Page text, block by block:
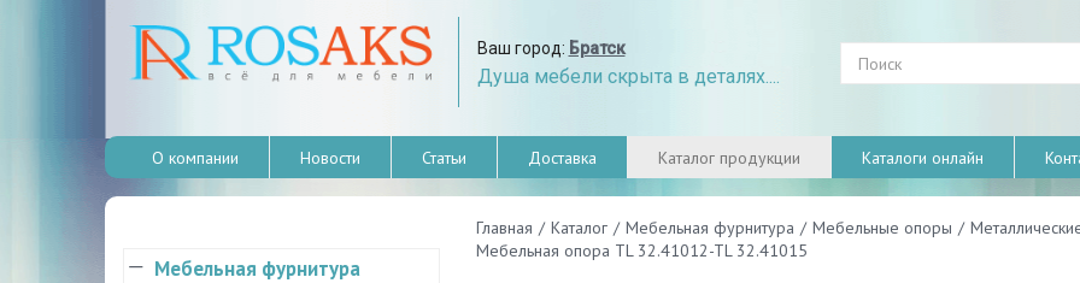
Ваш город: Братск
Душа мебели скрыта в деталях....
О компании Новости Статьи Доставка Каталог продукции Каталоги онлайн
Главная / Каталог / Мебельная фурнитура / Мебельные опоры /
Мебельная опора TL 32.41012-TL 32.41015
Мебельная фурнитура